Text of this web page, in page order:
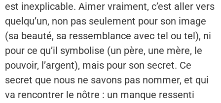
est inexplicable. Aimer vraiment, c’est aller vers
quelqu’un, non pas seulement pour son image
(sa beauté, sa ressemblance avec tel ou tel), ni
pour ce qu’il symbolise (un père, une mère, le
pouvoir, l’argent), mais pour son secret. Ce
secret que nous ne savons pas nommer, et qui
va rencontrer le nôtre : un manque ressenti